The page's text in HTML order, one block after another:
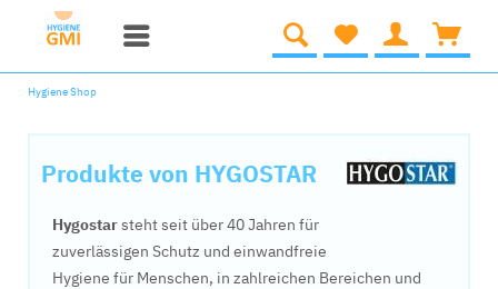
Hygiene Shop
Produkte von HYGOSTAR
Hygostarsteht seit über 40 Jahren für
zuverlässigen Schutz und einwandfreie
Hygiene für Menschen, in zahlreichen Bereichen und